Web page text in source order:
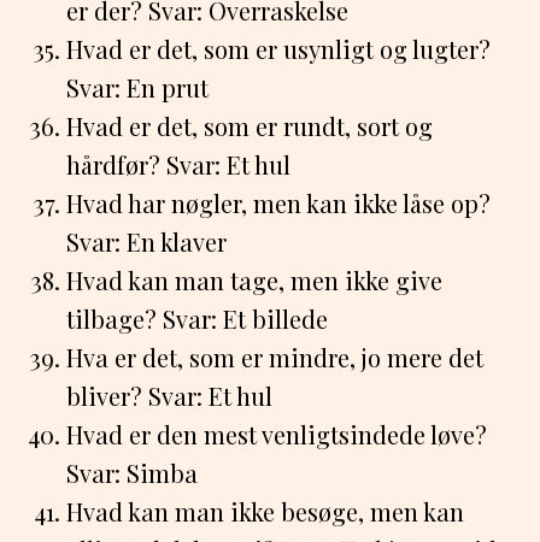
er der? Svar: Overraskelse
Hvad er det, som er usynligt og lugter?
Svar: En prut
Hvad er det, som er rundt, sort og
hårdfør? Svar: Et hul
Hvad har nøgler, men kan ikke låse op?
Svar: En klaver
Hvad kan man tage, men ikke give
tilbage? Svar: Et billede
Hva er det, som er mindre, jo mere det
bliver? Svar: Et hul
Hvad er den mest venligtsindede løve?
Svar: Simba
Hvad kan man ikke besøge, men kan